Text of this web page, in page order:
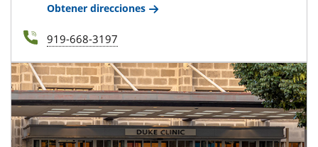
Obtener direcciones
919-668-3197